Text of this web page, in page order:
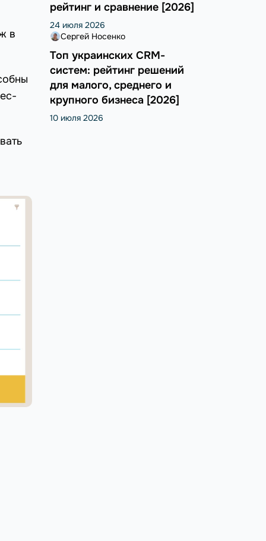
в
рейтинг и сравнение [2026]
24 июля 2026
Сергей Носенко
Топ украинских CRM-
систем: рейтинг решений
для малого, среднего и
крупного бизнеса [2026]
10 июля 2026